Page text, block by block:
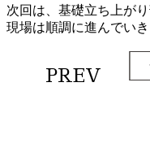
次回は、基礎立ち上が
現場は順調に進んでいき
PREV